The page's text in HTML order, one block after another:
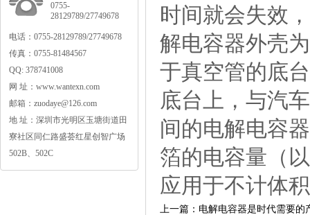
0755-
28129789/27749678
电话：0755-28129789/27749678
传真：0755-81484567
QQ:378741008
网址：www.wantexn.com
邮箱：zuodaye@126.com
地址：深圳市光明区玉塘街道田
寮社区同仁路盛荟红星创智广场
502B、502C
时间就会失效
解电容器外壳
于真空管的底
底台上，与汽
间的电解电容
箔的电容量（
应用于不计体
上一篇：电解电容器是时代需要